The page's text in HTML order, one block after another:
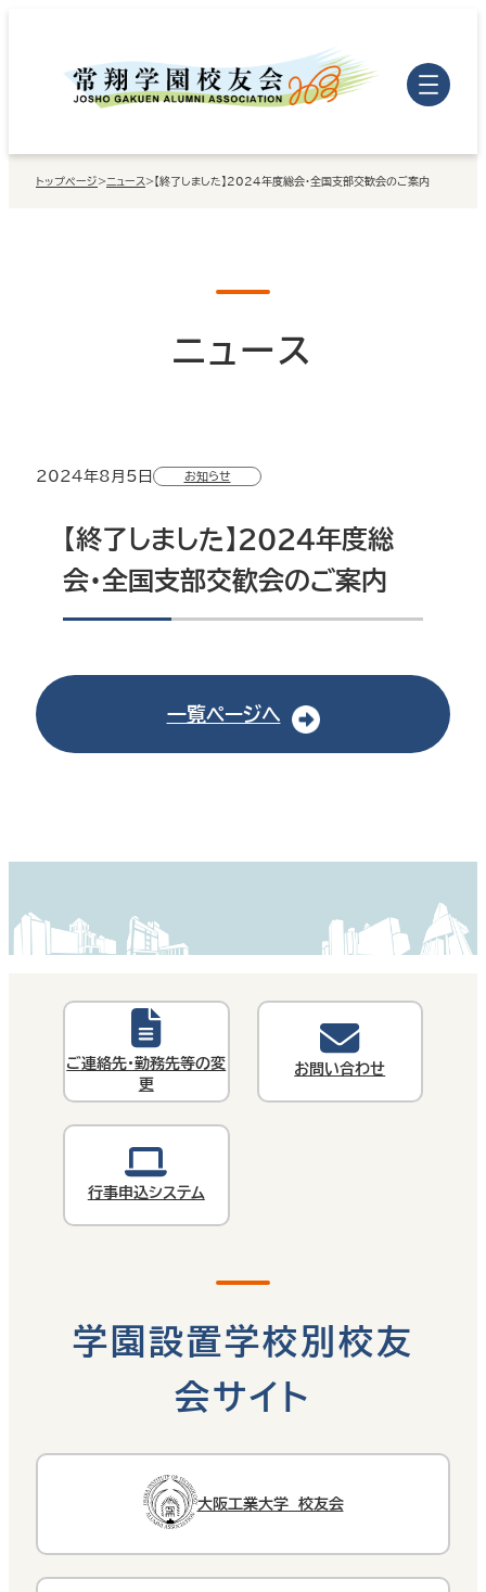
トップページ > ニュース > 【終了しました】2024年度総会・全国支部交歓会のご案内
ニュース
2024年8月5日 お知らせ
【終了しました】2024年度総
会・全国支部交歓会のご案内
一覧ページへ
ご連絡先・勤務先等の変
更
お問い合わせ
行事申込システム
学園設置学校別校友
会サイト
大阪工業大学 校友会